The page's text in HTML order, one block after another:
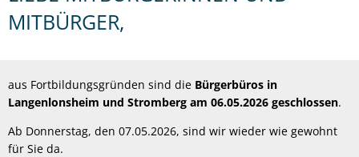
MITBÜRGER,
aus Fortbildungsgründen sind die Bürgerbüros in
Langenlonsheim und Stromberg am 06.05.2026 geschlossen.
Ab Donnerstag, den 07.05.2026, sind wir wieder wie gewohnt
für Sie da.